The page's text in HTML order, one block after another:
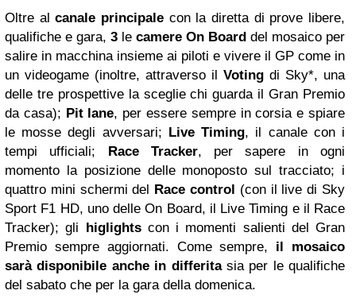
Oltre alcanale principale con la diretta di prove libere,
qualifiche e gara, 3 le camere On Board del mosaico per
salire in macchina insieme ai piloti e vivere il GP come in
un videogame (inoltre, attraverso il Voting di Sky*, una
delle tre prospettive la sceglie chi guarda il Gran Premio
da casa); Pit lane, per essere sempre in corsia e spiare
le mosse degli avversari; Live Timing, il canale con i
tempi ufficiali; Race Tracker, per sapere in ogni
momento la posizione delle monoposto sul tracciato; i
quattro mini schermi del Race control (con il live di Sky
Sport F1 HD, uno delle On Board, il Live Timing e il Race
Tracker); gli higlightscon i momenti salienti del Gran
Premio sempre aggiornati. Come sempre, il mosaico
sarà disponibile anche in differitasia per le qualifiche
del sabato che per la gara della domenica.